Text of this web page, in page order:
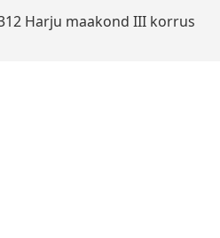
Harju maakond III korrus